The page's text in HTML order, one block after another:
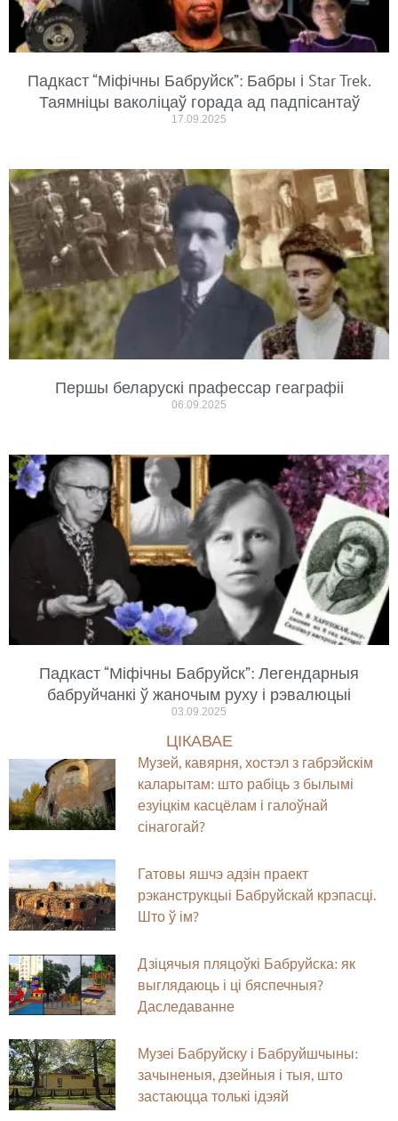
Падкаст “Міфічны Бабруйск”: Бабры і Star Trek.
Таямніцы ваколіцаў горада ад падпісантаў
17.09.2025
Першы беларускі прафессар геаграфіі
06.09.2025
Падкаст “Міфічны Бабруйск”: Легендарныя
бабруйчанкі ў жаночым руху і рэвалюцыі
03.09.2025
ЦІКАВАЕ
Музей, кавярня, хостэл з габрэйскім
каларытам: што рабіць з былымі
езуіцкім касцёлам і галоўнай
сінагогай?
Гатовы яшчэ адзін праект
рэканструкцыі Бабруйскай крэпасці.
Што ў ім?
Дзіцячыя пляцоўкі Бабруйска: як
выглядаюць і ці бяспечныя?
Даследаванне
Музеі Бабруйску і Бабруйшчыны:
зачыненыя, дзейныя і тыя, што
застаюцца толькі ідэяй